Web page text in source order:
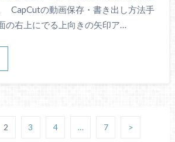
CapCutの動画保存・書き出し方法手
右上にでる上向きの矢印ア…
2 3 4 … 7 >